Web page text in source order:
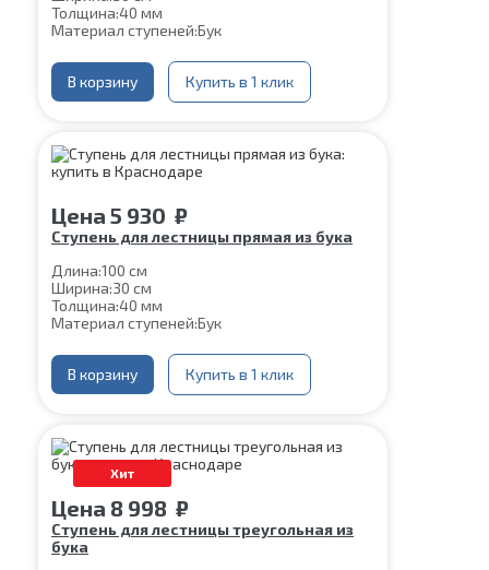
Толщина:40 мм
Материал ступеней:Бук
В корзину Купить в 1 клик
Цена 5 930 ₽
Ступень для лестницы прямая из бука
Длина:100 см
Ширина:30 см
Толщина:40 мм
Материал ступеней:Бук
В корзину Купить в 1 клик
Хит
Цена 8 998 ₽
Ступень для лестницы треугольная из
бука